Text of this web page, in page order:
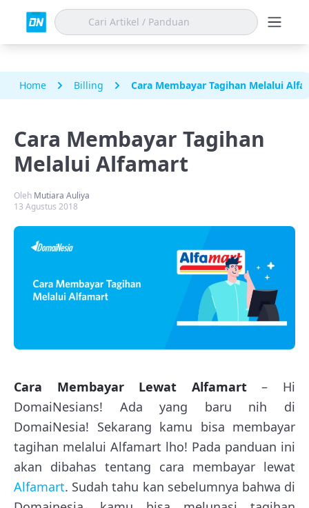
Home Billing Cara Membayar Tagihan Melalui
Cara Membayar Tagihan
Melalui Alfamart
Oleh Mutiara Auliya
13 Agustus 2018
Cara Membayar Lewat Alfamart– Hi
DomaiNesians! Ada yang baru nih di
DomaiNesia! Sekarang kamu bisa membayar
tagihan melalui Alfamart lho! Pada panduan ini
akan dibahas tentang cara membayar lewat
Alfamart. Sudah tahu kan sebelumnya bahwa di